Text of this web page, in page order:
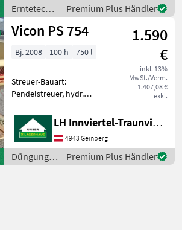
CM217 Scheibenmähwerk
Standort: 9631
Erntetechnik
Grünland /
Vicon
Premium Plus Händler
Vicon PS 754
1.590
€
inkl. 13%
MwSt./Verm.
1.407,08 €
exkl.
Bj. 2008 100 h 750 l
Streuer-Bauart:
Pendelstreuer, hydr.
Streumengenverstellung
Der Vicon
Mineraldüngerstreuer,
Modell 2008, präsentiert
sich als zuverlässiges und
LH Innviertel-Traunviertel-Urfahr eGen, Geinberg
4943 Geinberg
Düngung
und
Premium Plus Händler